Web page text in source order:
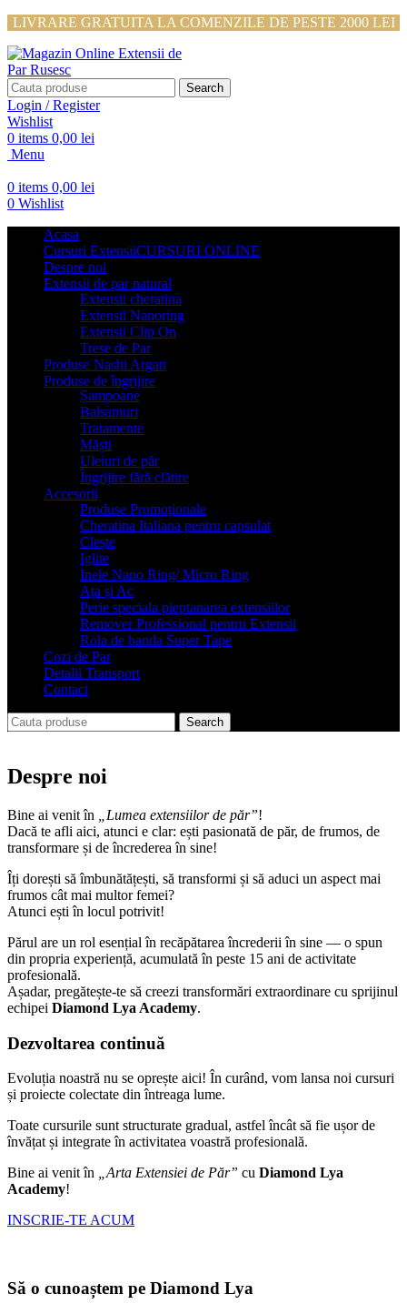
LIVRARE GRATUITA LA COMENZILE DE PESTE 2000 LEI
Search
Login / Register
Wishlist
0 items 0,00 lei
Menu
0 items 0,00 lei
0 Wishlist
Acasa
Cursuri ExtensiiCURSURI ONLINE
Despre noi
Extensii de par natural
Extensii cheratina
Extensii Nanoring
Extensii Clip On
Trese de Par
Produse Nashi Argan
Produse de îngrijire
Șampoane
Balsamuri
Tratamente
Măști
Uleiuri de păr
Îngrijire fără clătire
Accesorii
Produse Promoționale
Cheratina Italiana pentru capsulat
Clește
Iglite
Inele Nano Ring/ Micro Ring
Ața și Ac
Perie speciala pieptanarea extensiilor
Remover Professional pentru Extensii
Rola de banda Super Tape
Cozi de Par
Detalii Transport
Contact
Search
Despre noi
Bine ai venit în „Lumea extensiilor de păr”!
Dacă te afli aici, atunci e clar: ești pasionată de păr, de frumos, de
transformare și de încrederea în sine!
Îți dorești să îmbunătățești, să transformi și să aduci un aspect mai
frumos cât mai multor femei?
Atunci ești în locul potrivit!
Părul are un rol esențial în recăpătarea încrederii în sine — o spun
din propria experiență, acumulată în peste 15 ani de activitate
profesională.
Așadar, pregătește-te să creezi transformări extraordinare cu sprijinul
echipei Diamond Lya Academy.
Dezvoltarea continuă
Evoluția noastră nu se oprește aici! În curând, vom lansa noi cursuri
și proiecte colectate din întreaga lume.
Toate cursurile sunt structurate gradual, astfel încât să fie ușor de
învățat și integrate în activitatea voastră profesională.
Bine ai venit în
„Arta Extensiei de Păr” cu Diamond Lya
Academy!
INSCRIE-TE ACUM
Să o cunoaștem pe Diamond Lya